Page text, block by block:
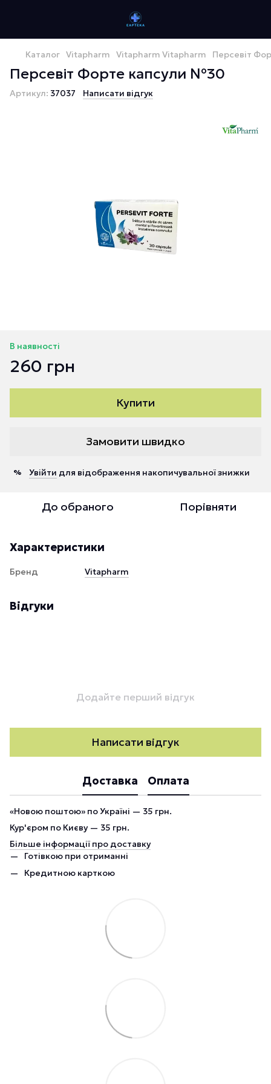
Каталог Vitapharm Vitapharm Vitapharm Персевіт
Персевіт Форте капсули №30
Артикул: 37037 Написати відгук
В наявності
260 грн
Купити
Замовити швидко
% Увійти для відображення накопичувальної знижки
До обраного Порівняти
Характеристики
Бренд Vitapharm
Відгуки
Додайте перший відгук
Написати відгук
Доставка Оплата
«Новою поштою» по Україні — 35 грн.
Кур'єром по Києву — 35 грн.
Більше інформації про доставку
Готівкою при отриманні
Кредитною карткою